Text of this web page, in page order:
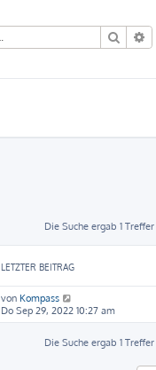
Suche
Die Suche ergab 1
LETZTER BEITRAG
von Kompass
Do Sep 29, 2022 10:27 am
Die Suche ergab 1